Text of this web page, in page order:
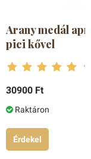
Arany medál
pici kővel
30900 Ft
Raktáron
Érdekel